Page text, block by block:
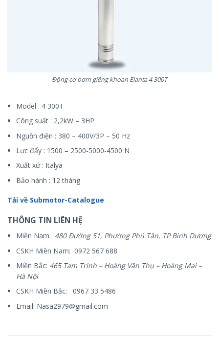
Động cơ bơm giếng khoan Elanta 4 300T
Model : 4 300T
Công suất : 2,2kW – 3HP
Nguồn điện : 380 – 400V/3P – 50 Hz
Lực đẩy : 1500 – 2500-5000-4500 N
Xuất xứ : Italya
Bảo hành : 12 tháng
Tải về Submotor-Catalogue
THÔNG TIN LIÊN HỆ
Miền Nam: 480 Đường 51, Phường Phú Tân, TP Bình Dương
CSKH Miền Nam: 0972 567 688
Miền Bắc: 465 Tam Trinh – Hoàng Văn Thụ – Hoàng Mai –
Hà Nội
CSKH Miền Bắc: 0967 33 5486
Email: Nasa2979@gmail.com